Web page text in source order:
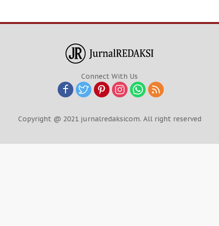
Connect With Us
Copyright @ 2021 jurnalredaksicom. All right reserved